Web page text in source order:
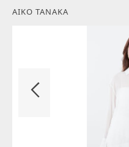
AIKO TANAKA